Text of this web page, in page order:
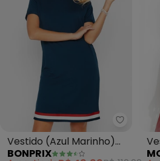
bonprix
Vestido (Azul Marinho)
em Malha de Algodão
BONPRIX